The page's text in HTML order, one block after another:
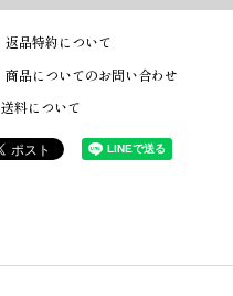
返品特約について
商品についてのお問い合わせ
送料について